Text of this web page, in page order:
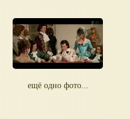
ещё одно фото...